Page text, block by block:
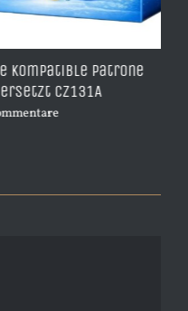
Patrone
CZ131A